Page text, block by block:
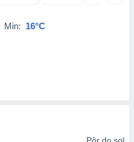
Min: 16°C